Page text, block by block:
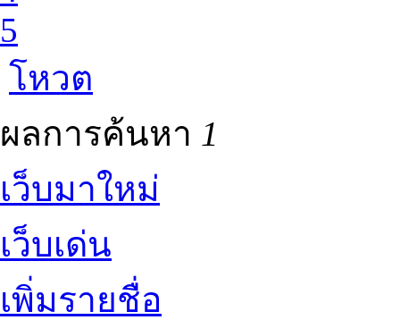
5
โหวต
ผลการค้นหา 1
เว็บมาใหม่
เว็บเด่น
เพิ่มรายชื่อ